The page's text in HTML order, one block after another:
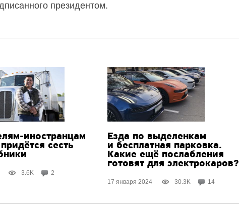
президентом.
иностранцам
сесть
3.6K 2
Езда по выделенкам
и бесплатная парковка.
Какие ещё послабления
готовят для электрокаров?
17 января 2024 30.3K 14